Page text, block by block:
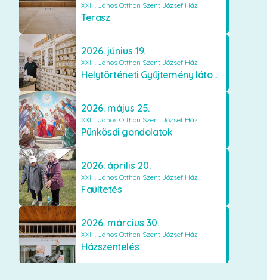
XXIII. János Otthon Szent József Ház
Terasz
2026. június 19.
XXIII. János Otthon Szent József Ház
Helytörténeti Gyűjtemény látogatása
2026. május 25.
XXIII. János Otthon Szent József Ház
Pünkösdi gondolatok
2026. április 20.
XXIII. János Otthon Szent József Ház
Faültetés
2026. március 30.
XXIII. János Otthon Szent József Ház
Házszentelés